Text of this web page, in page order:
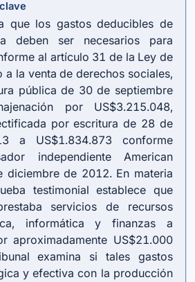
que los gastos deducibles de
deben ser necesarios para
al artículo 31 de la Ley de
a la venta de derechos sociales,
pública de 30 de septiembre
por US$3.215.048,
por escritura de 28 de
a US$1.834.873 conforme
independiente American
diciembre de 2012. En materia
testimonial establece que
servicios de recursos
informática y finanzas a
aproximadamente US$21.000
examina si tales gastos
y efectiva con la producción